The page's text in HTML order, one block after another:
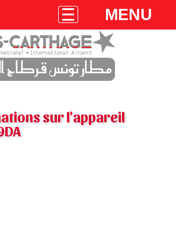
MENU
sur l'appareil